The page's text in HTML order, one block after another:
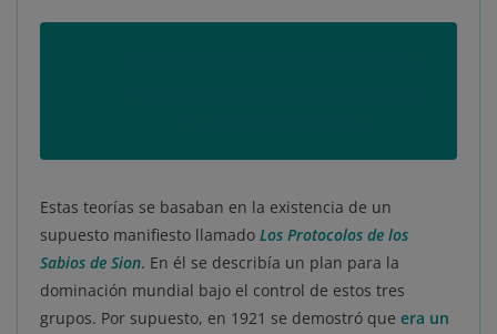
Estas teorías se basaban en la existencia de un
supuesto manifiesto llamado Los Protocolos de los
Sabios de Sion. En él se describía un plan para la
dominación mundial bajo el control de estos tres
grupos. Por supuesto, en 1921 se demostró que era un